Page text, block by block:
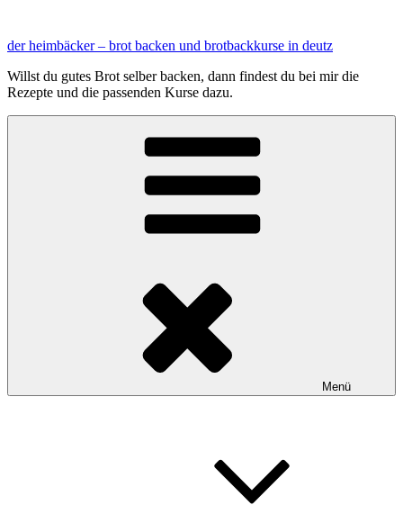
springen
der heimbäcker – brot backen und brotbackkurse in deutz
Willst du gutes Brot selber backen, dann findest du bei mir die
Rezepte und die passenden Kurse dazu.
Menü